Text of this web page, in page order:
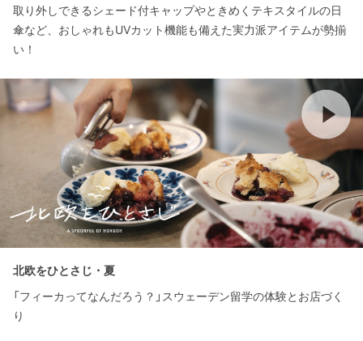
取り外しできるシェード付キャップやときめくテキスタイルの日
傘など、おしゃれもUVカット機能も備えた実力派アイテムが勢揃
い！
北欧をひとさじ・夏
「フィーカってなんだろう？」スウェーデン留学の体験とお店づく
り